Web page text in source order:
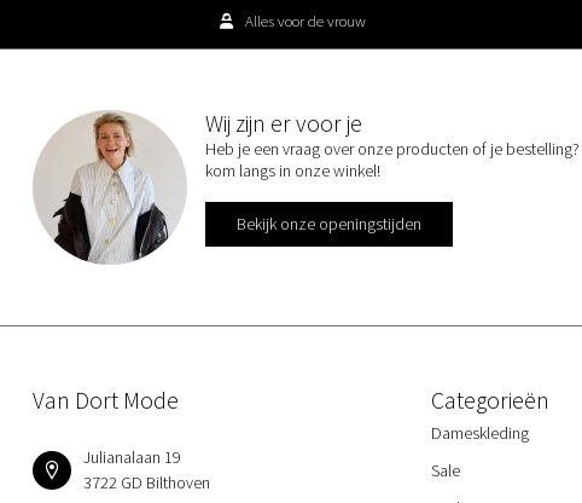
Alles voor de vrouw
Wij zijn er voor je
Heb je een vraag over onze producten of je
kom langs in onze winkel!
Bekijk onze openingstijden
Van Dort Mode
Julianalaan 19
3722 GD Bilthoven
Categorieën
Dameskleding
Sale